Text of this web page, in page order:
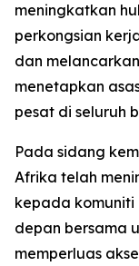
meningkatkan
perkongsian
dan
menetapkan
pesat di seluruh
Pada sidang
Afrika telah
kepada
depan bersama
memperluas